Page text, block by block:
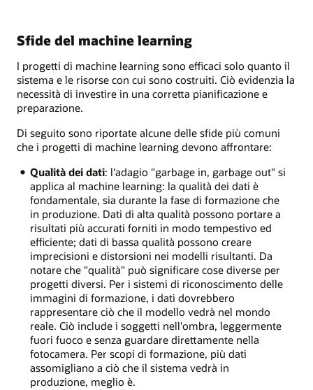
Sfide del machine learning
I progetti di machine learning sono efficaci solo quanto il
sistema e le risorse con cui sono costruiti. Ciò evidenzia la
necessità di investire in una corretta pianificazione e
preparazione.
Di seguito sono riportate alcune delle sfide più comuni
che i progetti di machine learning devono affrontare:
Qualità dei dati: l'adagio "garbage in, garbage out" si
applica al machine learning: la qualità dei dati è
fondamentale, sia durante la fase di formazione che
in produzione. Dati di alta qualità possono portare a
risultati più accurati forniti in modo tempestivo ed
efficiente; dati di bassa qualità possono creare
imprecisioni e distorsioni nei modelli risultanti. Da
notare che "qualità" può significare cose diverse per
progetti diversi. Per i sistemi di riconoscimento delle
immagini di formazione, i dati dovrebbero
rappresentare ciò che il modello vedrà nel mondo
reale. Ciò include i soggetti nell'ombra, leggermente
fuori fuoco e senza guardare direttamente nella
fotocamera. Per scopi di formazione, più dati
assomigliano a ciò che il sistema vedrà in
produzione, meglio è.